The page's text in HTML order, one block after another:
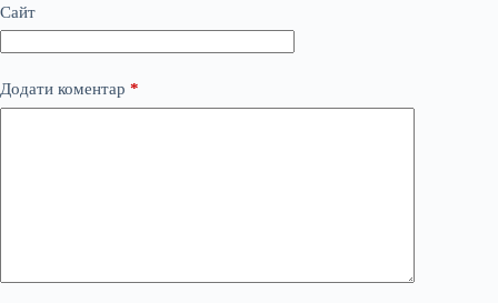
Сайт
Додати коментар *